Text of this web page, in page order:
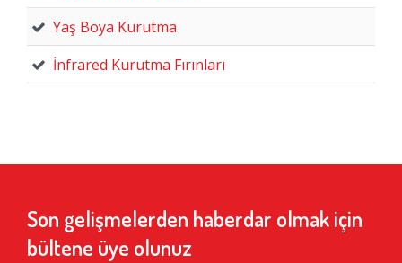
Yaş Boya Kurutma
İnfrared Kurutma Fırınları
Son gelişmelerden haberdar olmak için
bültene üye olunuz